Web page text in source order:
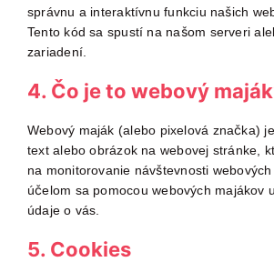
správnu a interaktívnu funkciu našich
Tento kód sa spustí na našom serveri
zariadení.
4. Čo je to webový
Webový maják (alebo pixelová značka)
text alebo obrázok na webovej stránke,
na monitorovanie návštevnosti
účelom sa pomocou webových majákov
údaje o vás.
5. Cookies